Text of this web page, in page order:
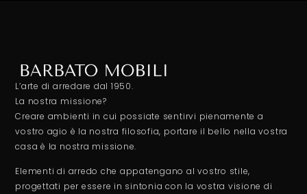
L’arte di arredare dal 1950.
La nostra missione?
Creare ambienti in cui possiate sentirvi pienamente a
vostro agio è la nostra filosofia, portare il bello nella vostra
casa è la nostra missione.
Elementi di arredo che appatengano al vostro stile,
progettati per essere in sintonia con la vostra visione di